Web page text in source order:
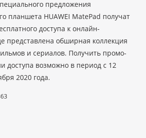
предложения
планшета HUAWEI MatePad получат
доступа к онлайн-
представлена обширная коллекция
и сериалов. Получить промо-
доступа возможно в период с 12
2020 года.